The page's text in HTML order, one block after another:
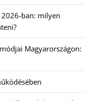
ban: milyen
Magyarországon: